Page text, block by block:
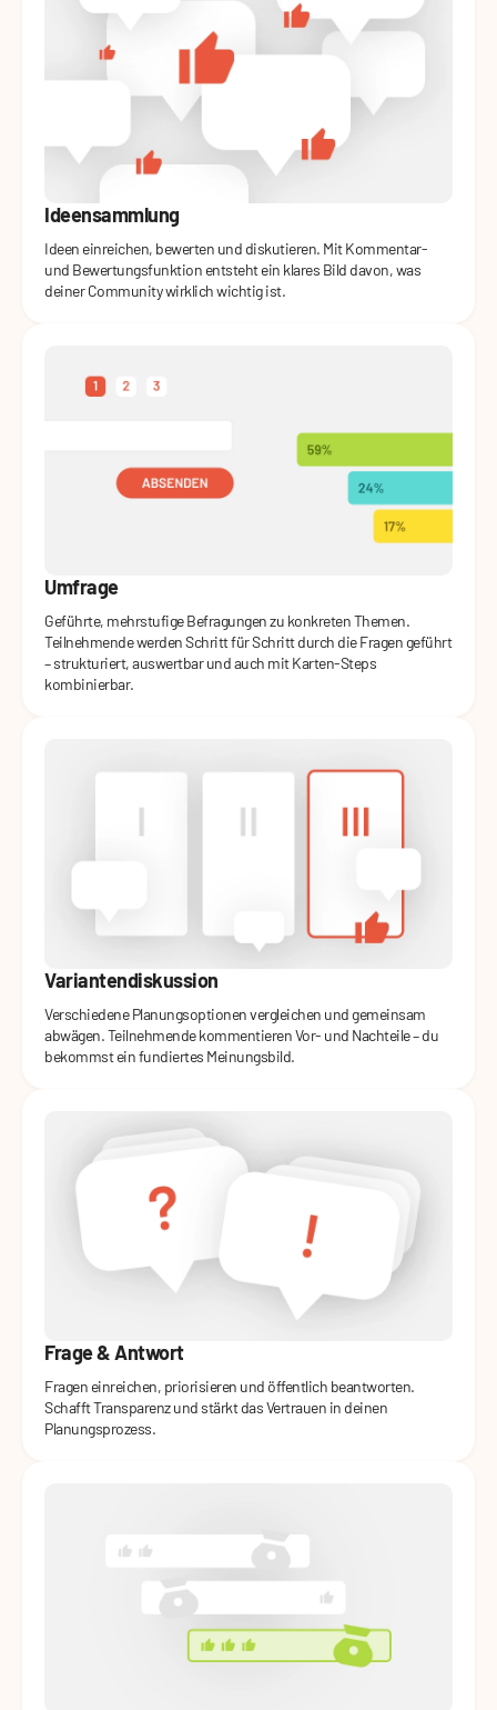
Ideensammlung
Ideen einreichen, bewerten und diskutieren. Mit Kommentar-
und Bewertungsfunktion entsteht ein klares Bild davon, was
deiner Community wirklich wichtig ist.
Umfrage
Geführte, mehrstufige Befragungen zu konkreten Themen.
Teilnehmende werden Schritt für Schritt durch die Fragen geführt
– strukturiert, auswertbar und auch mit Karten-Steps
kombinierbar.
Variantendiskussion
Verschiedene Planungsoptionen vergleichen und gemeinsam
abwägen. Teilnehmende kommentieren Vor- und Nachteile – du
bekommst ein fundiertes Meinungsbild.
Frage & Antwort
Fragen einreichen, priorisieren und öffentlich beantworten.
Schafft Transparenz und stärkt das Vertrauen in deinen
Planungsprozess.